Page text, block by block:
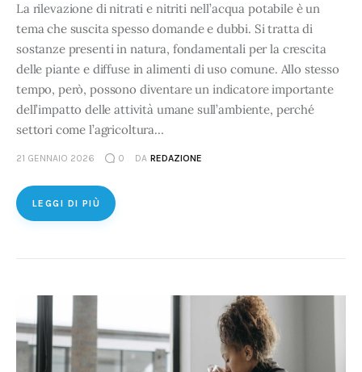
La rilevazione di nitrati e nitriti nell’acqua potabile è un
tema che suscita spesso domande e dubbi. Si tratta di
sostanze presenti in natura, fondamentali per la crescita
delle piante e diffuse in alimenti di uso comune. Allo stesso
tempo, però, possono diventare un indicatore importante
dell’impatto delle attività umane sull’ambiente, perché
settori come l’agricoltura…
21 GENNAIO 2026 0 DA REDAZIONE
LEGGI DI PIÙ